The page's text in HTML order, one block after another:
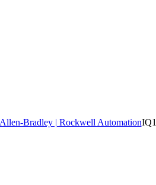
Bradley | Rockwell AutomationIQ1